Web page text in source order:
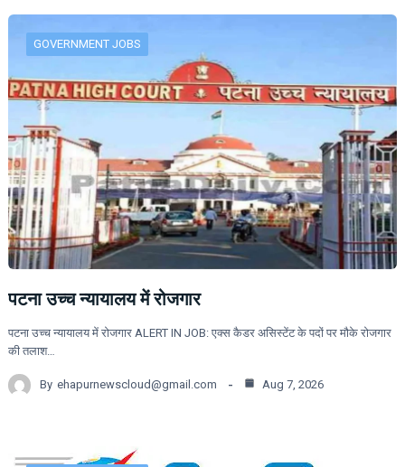
GOVERNMENT JOBS
पटना उच्च न्यायालय में रोजगार
पटना उच्च न्यायालय में रोजगार ALERT IN JOB: एक्स कैडर असिस्टेंट के पदों पर मौके रोजगार
की तलाश…
By ehapurnewscloud@gmail.com Aug 7, 2026